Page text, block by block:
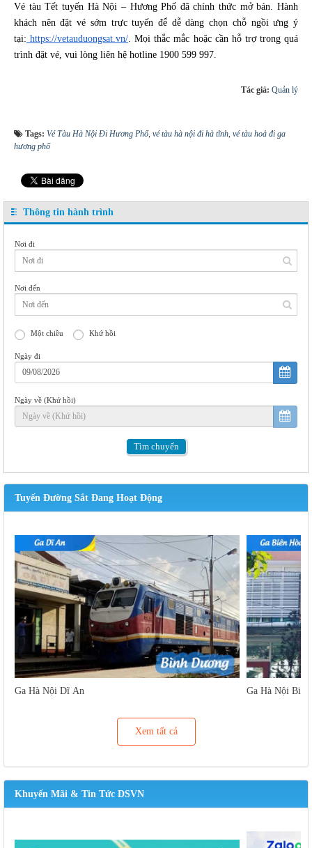
Vé tàu Tết tuyến Hà Nội – Hương Phố đã chính thức mở bán. Hành
khách nên đặt vé sớm trực tuyến để dễ dàng chọn chỗ ngồi ưng ý
tại: https://vetauduongsat.vn/. Mọi thắc mắc hoặc cần hỗ trợ trong quá
trình đặt vé, vui lòng liên hệ hotline 1900 599 997.
Tác giả: Quản lý
Tags: Vé Tàu Hà Nội Đi Hương Phố, vé tàu hà nội đi hà tĩnh, vé tàu hoả đi ga
hương phố
Thông tin hành trình
Nơi đi
Nơi đến
Một chiều Khứ hồi
Ngày đi
Ngày về (Khứ hồi)
Tìm chuyến
Tuyến Đường Sắt Đang Hoạt Động
Ga Hà Nội Dĩ An Ga Hà Nội Biên
Xem tất cả
Khuyến Mãi & Tin Tức DSVN